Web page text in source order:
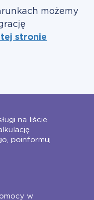
możemy
tej stronie
na liście
poinformuj
w